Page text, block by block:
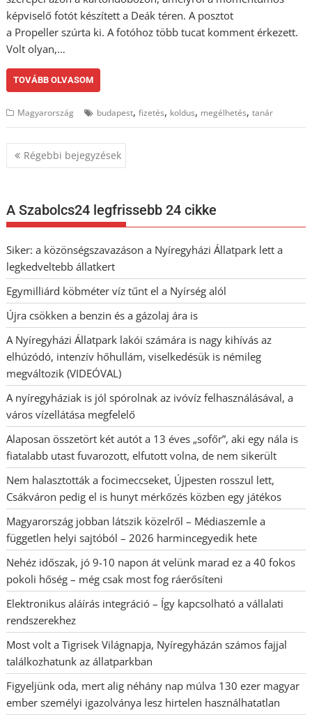
képviselő fotót készített a Deák téren. A posztot
a Propeller szúrta ki. A fotóhoz több tucat komment érkezett.
Volt olyan,…
TOVÁBB OLVASOM
Magyarország budapest,fizetés, koldus, megélhetés,tanár
Bejegyzés
navigáció
Régebbi bejegyzések
A Szabolcs24 legfrissebb 24 cikke
Siker: a közönségszavazáson a Nyíregyházi Állatpark lett a
legkedveltebb állatkert
Egymilliárd köbméter víz tűnt el a Nyírség alól
Újra csökken a benzin és a gázolaj ára is
A Nyíregyházi Állatpark lakói számára is nagy kihívás az
elhúzódó, intenzív hőhullám, viselkedésük is némileg
megváltozik (VIDEÓVAL)
A nyíregyháziak is jól spórolnak az ivóvíz felhasználásával, a
város vízellátása megfelelő
Alaposan összetört két autót a 13 éves „sofőr”, aki egy nála is
fiatalabb utast fuvarozott, elfutott volna, de nem sikerült
Nem halasztották a focimeccseket, Újpesten rosszul lett,
Csákváron pedig el is hunyt mérkőzés közben egy játékos
Magyarország jobban látszik közelről – Médiaszemle a
független helyi sajtóból – 2026 harmincegyedik hete
Nehéz időszak, jó 9-10 napon át velünk marad ez a 40 fokos
pokoli hőség – még csak most fog ráerősíteni
Elektronikus aláírás integráció – Így kapcsolható a vállalati
rendszerekhez
Most volt a Tigrisek Világnapja, Nyíregyházán számos fajjal
találkozhatunk az állatparkban
Figyeljünk oda, mert alig néhány nap múlva 130 ezer magyar
ember személyi igazolványa lesz hirtelen használhatatlan